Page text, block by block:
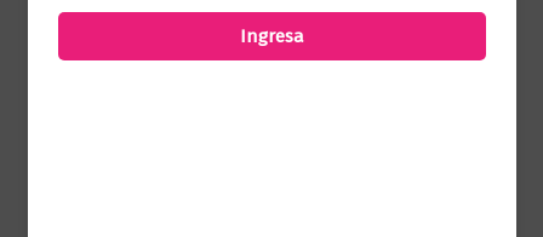
Formato 12.5 x 19
Ingresa